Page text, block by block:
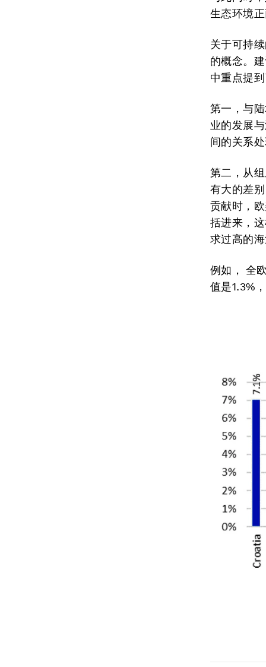
生态环境正
关于可持
的概念。
中重点提
第一，与
业的发展
间的关系
第二，从
有大的差
贡献时，
括进来，
求过高的
例如， 全
值是1.3%